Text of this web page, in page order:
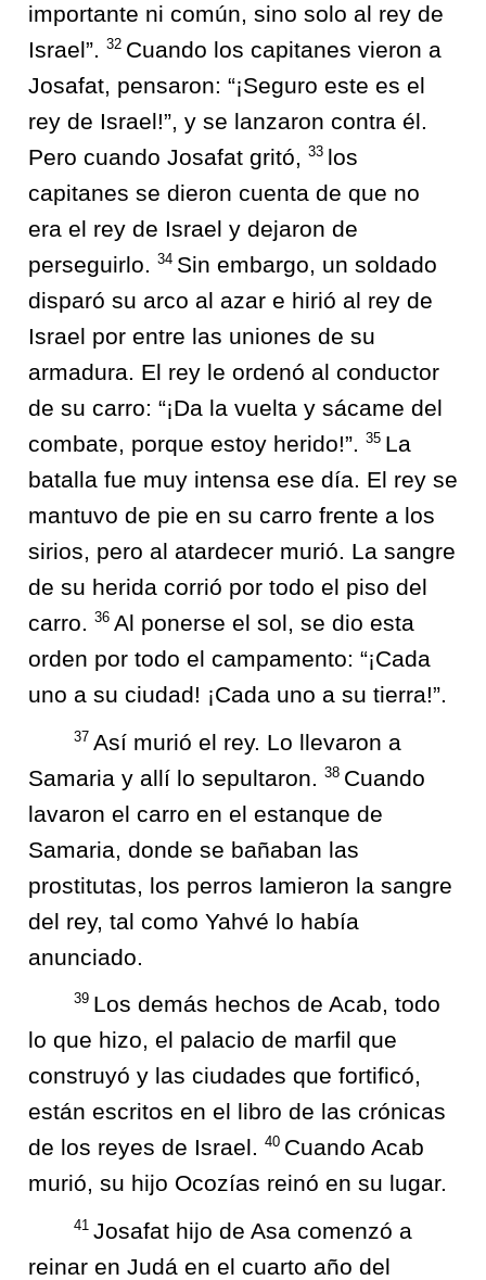
importante ni común, sino solo al rey de
Israel”. 32 Cuando los capitanes vieron a
Josafat, pensaron: “¡Seguro este es el
rey de Israel!”, y se lanzaron contra él.
Pero cuando Josafat gritó, 33 los
capitanes se dieron cuenta de que no
era el rey de Israel y dejaron de
perseguirlo. 34 Sin embargo, un soldado
disparó su arco al azar e hirió al rey de
Israel por entre las uniones de su
armadura. El rey le ordenó al conductor
de su carro: “¡Da la vuelta y sácame del
combate, porque estoy herido!”. 35 La
batalla fue muy intensa ese día. El rey se
mantuvo de pie en su carro frente a los
sirios, pero al atardecer murió. La sangre
de su herida corrió por todo el piso del
carro. 36 Al ponerse el sol, se dio esta
orden por todo el campamento: “¡Cada
uno a su ciudad! ¡Cada uno a su tierra!”.
37 Así murió el rey. Lo llevaron a
Samaria y allí lo sepultaron. 38 Cuando
lavaron el carro en el estanque de
Samaria, donde se bañaban las
prostitutas, los perros lamieron la sangre
del rey, tal como Yahvé lo había
anunciado.
39 Los demás hechos de Acab, todo
lo que hizo, el palacio de marfil que
construyó y las ciudades que fortificó,
están escritos en el libro de las crónicas
de los reyes de Israel. 40 Cuando Acab
murió, su hijo Ocozías reinó en su lugar.
41 Josafat hijo de Asa comenzó a
reinar en Judá en el cuarto año del